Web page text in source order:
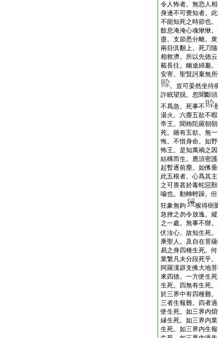
令人怖者。無恐人
身邊不可覺知者。
不能知死之時節也
餘息淹淹心魂愀愀
盡。支節悉分離。
兩目倶翻上。死刀
相救濟。所以先徳
載長往。幽途綿邈
安寄。聖賢訶棄無
。豈可晏然坐待
詐眠望脱。忽聞斷
不爲急。死事不
湯火。六塵五欲不
帝王。聞栴陀羅朝
死。雖有五欲。無
悔。不惜身命。如
怖王。是知萬禍之
結構而生。應須密
起暫逐前塵。如佛
此五根者。心爲其
之可畏甚於毒蛇惡
喩也。動轉輕躁。
狂象無鉤
猴得樹
急挫之勿令放逸。
之一處。無事不辦
伏汝心。故知生死
乘聖人。及自在菩
易之身四種生死。
業繋凡夫分段死乎
阿羅漢辟支佛大地
來四徳。一方便生
生死。四無有生死
於三界中有四種難
三者生報難。四者
便生死。如三界内
縁生死。如三界内
生死。如三界内生